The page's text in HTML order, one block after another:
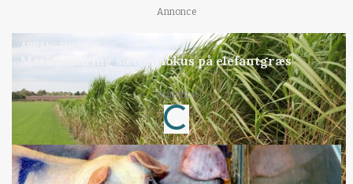
Annonce
ARRANGEMENT
Markvandring sætter fokus på elefantgræs
Annonce
Loading...